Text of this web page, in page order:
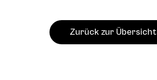
Zurück zur Übersicht